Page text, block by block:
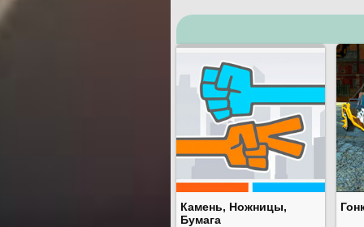
Камень, Ножницы,
Бумага